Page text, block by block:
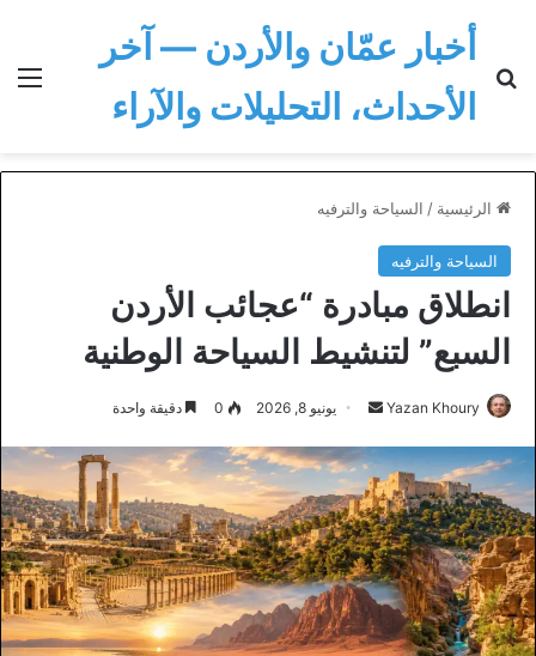
أخبار عمّان والأردن — آخر
الأحداث، التحليلات والآراء
الرئيسية / السياحة والترفيه
السياحة والترفيه
انطلاق مبادرة “عجائب الأردن
السبع” لتنشيط السياحة الوطنية
Yazan Khoury
أرسل
إلكترونيا
يونيو 8, 2026 0 دقيقة واحدة